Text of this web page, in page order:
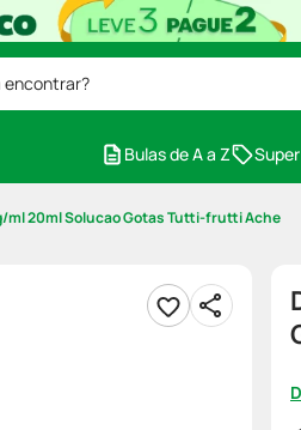
Bulas de A a Z
ml 20ml Solucao Gotas Tutti-frutti Ache